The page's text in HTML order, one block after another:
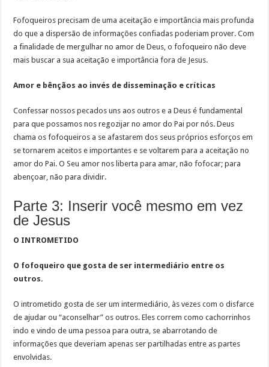
Fofoqueiros precisam de uma aceitação e importância mais profunda
do que a dispersão de informações confiadas poderiam prover. Com
a finalidade de mergulhar no amor de Deus, o fofoqueiro não deve
mais buscar a sua aceitação e importância fora de Jesus.
Amor e bênçãos ao invés de disseminação e críticas
Confessar nossos pecados uns aos outros e a Deus é fundamental
para que possamos nos regozijar no amor do Pai por nós. Deus
chama os fofoqueiros a se afastarem dos seus próprios esforços em
se tornarem aceitos e importantes e se voltarem para a aceitação no
amor do Pai. O Seu amor nos liberta para amar, não fofocar; para
abençoar, não para dividir.
Parte 3: Inserir você mesmo em vez
de Jesus
O INTROMETIDO
O fofoqueiro que gosta de ser intermediário entre os
outros.
O intrometido gosta de ser um intermediário, às vezes com o disfarce
de ajudar ou “aconselhar” os outros. Eles correm como cachorrinhos
indo e vindo de uma pessoa para outra, se abarrotando de
informações que deveriam apenas ser partilhadas entre as partes
envolvidas.